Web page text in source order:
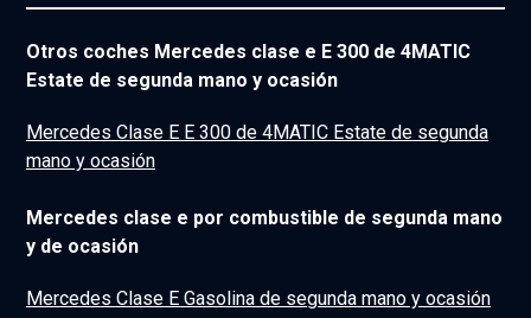
Otros coches Mercedes clase e E 300 de 4MATIC
Estate de segunda mano y ocasión
Mercedes Clase E E 300 de 4MATIC Estate de segunda
mano y ocasión
Mercedes clase e por combustible de segunda mano
y de ocasión
Mercedes Clase E Gasolina de segunda mano y ocasión